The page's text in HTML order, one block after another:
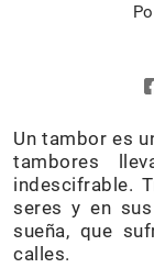
Un tambor es
tambores
indescifrable.
seres y en
sueña, que
calles.